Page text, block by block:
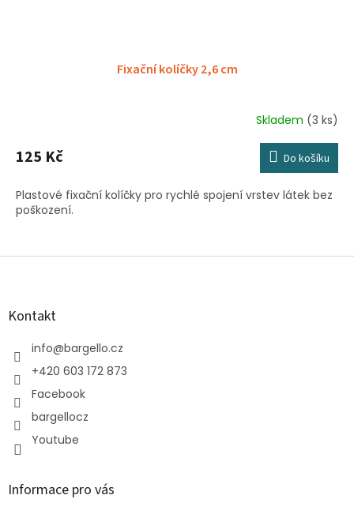
Fixační kolíčky 2,6 cm
Skladem (3 ks)
125 Kč Do košíku
Plastové fixační kolíčky pro rychlé spojení vrstev látek bez
poškození.
Z
Kontakt
info@bargello.cz
+420 603 172 873
Facebook
bargellocz
Youtube
Informace pro vás